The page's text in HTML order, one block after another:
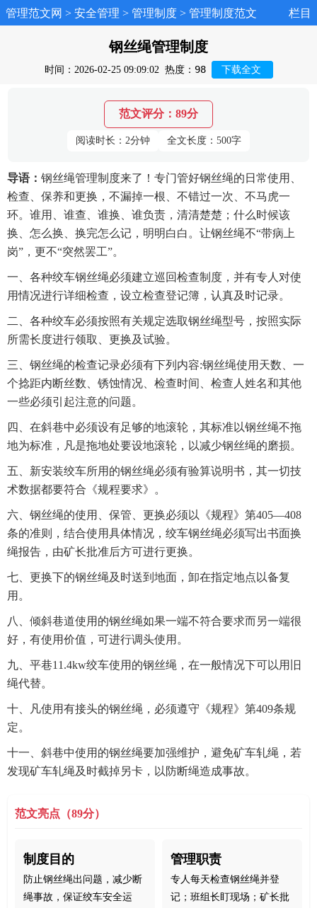
管理范文网 > 安全管理 > 管理制度 > 管理制度范文 栏目
钢丝绳管理制度
时间：2026-02-25 09:09:02 热度： 98 下载全文
范文评分：89分
阅读时长：2分钟 全文长度：500字
导语： 钢丝绳管理制度来了！专门管好钢丝绳的日常使用、
检查、保养和更换，不漏掉一根、不错过一次、不马虎一
环。谁用、谁查、谁换、谁负责，清清楚楚；什么时候该
换、怎么换、换完怎么记，明明白白。让钢丝绳不“带病上
岗”，更不“突然罢工”。
一、各种绞车钢丝绳必须建立巡回检查制度，并有专人对使
用情况进行详细检查，设立检查登记簿，认真及时记录。
二、各种绞车必须按照有关规定选取钢丝绳型号，按照实际
所需长度进行领取、更换及试验。
三、钢丝绳的检查记录必须有下列内容:钢丝绳使用天数、一
个捻距内断丝数、锈蚀情况、检查时间、检查人姓名和其他
一些必须引起注意的问题。
四、在斜巷中必须设有足够的地滚轮，其标准以钢丝绳不拖
地为标准，凡是拖地处要设地滚轮，以减少钢丝绳的磨损。
五、新安装绞车所用的钢丝绳必须有验算说明书，其一切技
术数据都要符合《规程要求》。
六、钢丝绳的使用、保管、更换必须以《规程》第405—408
条的准则，结合使用具体情况，绞车钢丝绳必须写出书面换
绳报告，由矿长批准后方可进行更换。
七、更换下的钢丝绳及时送到地面，卸在指定地点以备复
用。
八、倾斜巷道使用的钢丝绳如果一端不符合要求而另一端很
好，有使用价值，可进行调头使用。
九、平巷11.4kw绞车使用的钢丝绳，在一般情况下可以用旧
绳代替。
十、凡使用有接头的钢丝绳，必须遵守《规程》第409条规
定。
十一、斜巷中使用的钢丝绳要加强维护，避免矿车轧绳，若
发现矿车轧绳及时截掉另卡，以防断绳造成事故。
范文亮点（89分）
制度目的
防止钢丝绳出问题，减少断
绳事故，保证绞车安全运
管理职责
专人每天检查钢丝绳并登
记；班组长盯现场；矿长批